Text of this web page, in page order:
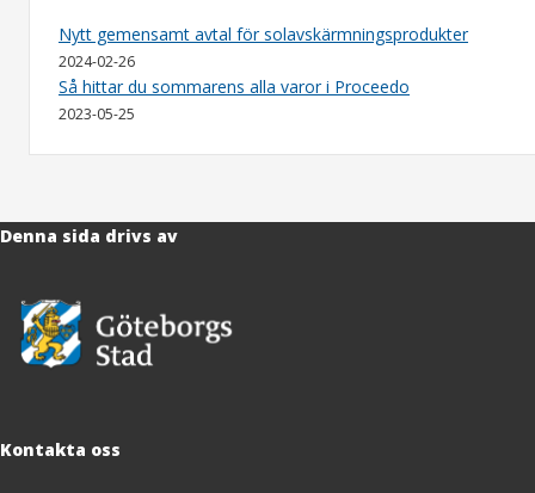
Nytt gemensamt avtal för solavskärmningsprodukter
2024-02-26
Så hittar du sommarens alla varor i Proceedo
2023-05-25
Denna sida drivs av
Kontakta oss